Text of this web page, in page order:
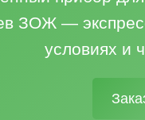
ЗОЖ —
условиях и